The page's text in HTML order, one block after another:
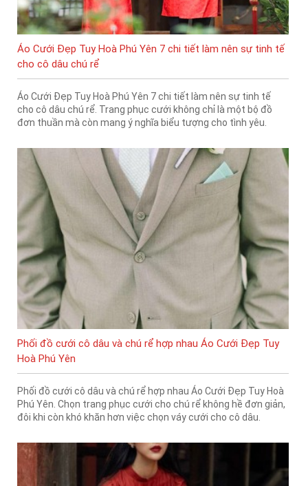
Áo Cưới Đẹp Tuy Hoà Phú Yên 7 chi tiết làm nên sự tinh tế
cho cô dâu chú rể
Áo Cưới Đẹp Tuy Hoà Phú Yên 7 chi tiết làm nên sự tinh tế
cho cô dâu chú rể. Trang phục cưới không chỉ là một bộ đồ
đơn thuần mà còn mang ý nghĩa biểu tượng cho tình yêu.
Phối đồ cưới cô dâu và chú rể hợp nhau Áo Cưới Đẹp Tuy
Hoà Phú Yên
Phối đồ cưới cô dâu và chú rể hợp nhau Áo Cưới Đẹp Tuy Hoà
Phú Yên. Chọn trang phục cưới cho chú rể không hề đơn giản,
đôi khi còn khó khăn hơn việc chọn váy cưới cho cô dâu.